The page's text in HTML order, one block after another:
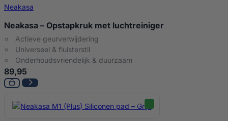
Neakasa
Neakasa – Opstapkruk met luchtreiniger
Actieve geurverwijdering
Universeel & fluisterstil
Onderhoudsvriendelijk & duurzaam
89,95